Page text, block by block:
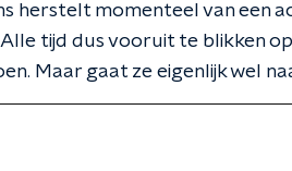
herstelt momenteel van een
tijd dus vooruit te blikken
Maar gaat ze eigenlijk wel